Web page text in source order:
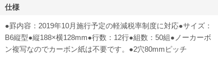
仕様
●罫内容：2019年10月施行予定の軽減税率制度に対応●サイズ：
B6縦型●縦188×横128mm●行数：12行●組数：50組●ノーカーボ
ン複写なのでカーボン紙は不要です。●2穴80mmピッチ